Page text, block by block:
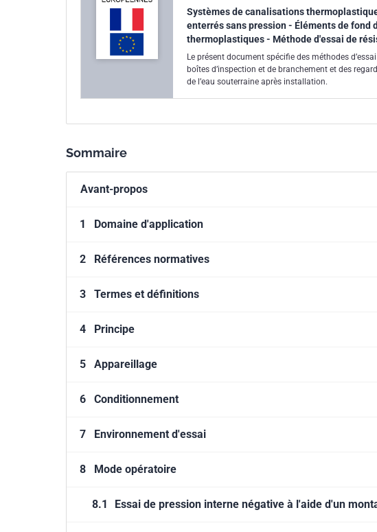
Systèmes de canalisations
enterrés sans pression - Éléments de
thermoplastiques - Méthode d'essai de
Le présent document spécifie des méthodes
boîtes d’inspection et de branchement et des
de l’eau souterraine après installation.
Sommaire
Avant-propos
1 Domaine d'application
2 Références normatives
3 Termes et définitions
4 Principe
5 Appareillage
6 Conditionnement
7 Environnement d'essai
8 Mode opératoire
8.1 Essai de pression interne négative à l'aide d'un